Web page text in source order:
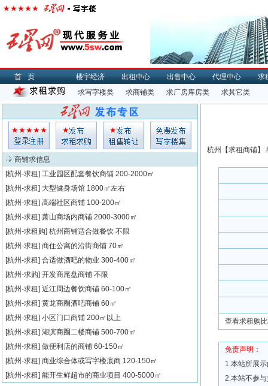
首页 楼宇经济 出租中心 出售中心 代理中心
求
求写字楼类
求商铺类 求厂房库房类 求其它类
杭州【求租商铺】
查看求租购
免责声明：
1.本站所展
2.本站不参
商铺求信息
[杭州-求租] 工业园区配套餐饮商铺 200-2000㎡
[杭州-求租] 大型健身场馆 1800㎡左右
[杭州-求租] 高端社区商铺 100-200㎡
[杭州-求租] 萧山商场内商铺 2000-3000㎡
[杭州-求租购] 杭州商铺适合做餐饮 不限
[杭州-求租] 商住公寓的沿街商铺 70㎡
[杭州-求租] 合适做酒吧的物业 300-400㎡
[杭州-求购] 开发商尾盘商铺 不限
[杭州-求租] 近江周边餐饮商铺 60-100㎡
[杭州-求租] 黄龙商圈酒吧商铺 60㎡
[杭州-求租] 小区门口商铺 200㎡以上
[杭州-求租] 湖滨商圈二楼商铺 500-700㎡
[杭州-求租] 做便利店的商铺 60-150㎡
[杭州-求租] 商业综合体或写字楼底商 120-150㎡
[杭州-求租] 能开生鲜超市的商业项目 400-5000㎡